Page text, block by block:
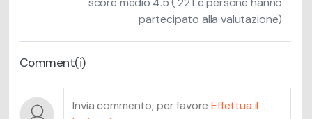
partecipato alla valutazione)
Comment(i)
Invia commento, per favore Effettua il